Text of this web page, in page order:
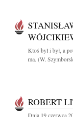
Ktoś był i był, a
ma. (W.
ROBERT
Dnia 19 czerwca